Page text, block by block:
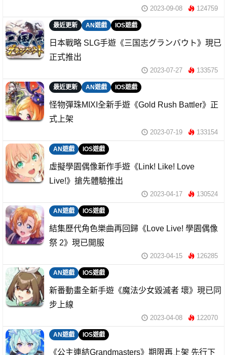
2023-09-08 124759
最近更新 AN遊戲 IOS遊戲
日本戰略 SLG手遊《三国志グランバウト》現已
正式推出
2023-07-27 133575
最近更新 AN遊戲 IOS遊戲
怪物彈珠MIXI全新手遊《Gold Rush Battler》正
式上架
2023-07-19 133154
AN遊戲 IOS遊戲
虛擬學園偶像新作手遊《Link! Like! Love
Live!》搶先體驗推出
2023-04-17 130524
AN遊戲 IOS遊戲
結集歷代角色樂曲再回歸《Love Live! 學園偶像
祭 2》現已開服
2023-04-15 126285
AN遊戲 IOS遊戲
新番動畫全新手遊《魔法少女毀滅者 壞》現已同
步上線
2023-04-08 122070
AN遊戲 IOS遊戲
《公主連結Grandmasters》期限再上架 先行下